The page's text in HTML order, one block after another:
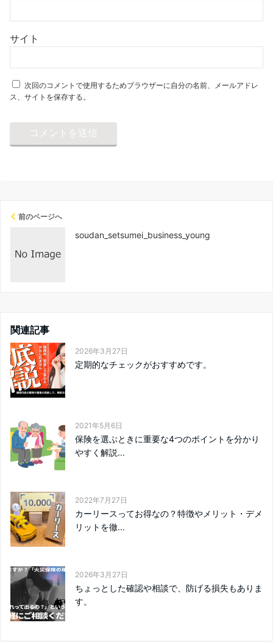
サイト
次回のコメントで使用するためブラウザーに自分の名前、メールアドレ
ス、サイトを保存する。
前のページへ
soudan_setsumei_business_young
関連記事
2026年3月27日
定期的なチェックがおすすめです。
2021年5月6日
保険を選ぶときに重要な4つのポイントを分かり
やすく解説...
2022年7月27日
カーリースってお得なの？特徴やメリット・デメ
リットを徹...
2026年3月27日
ちょっとした確認や相談で、防げる損失もありま
す。